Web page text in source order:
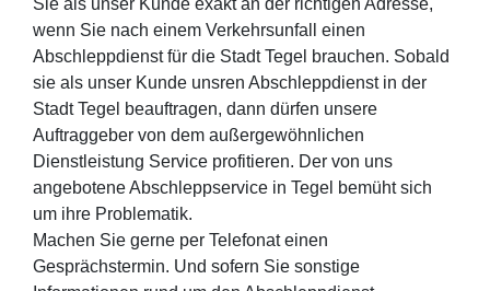
wenn Sie nach einem Verkehrsunfall einen
Abschleppdienst für die Stadt Tegel brauchen. Sobald
sie als unser Kunde unsren Abschleppdienst in der
Stadt Tegel beauftragen, dann dürfen unsere
Auftraggeber von dem außergewöhnlichen
Dienstleistung Service profitieren. Der von uns
angebotene Abschleppservice in Tegel bemüht sich
um ihre Problematik.
Machen Sie gerne per Telefonat einen
Gesprächstermin. Und sofern Sie sonstige